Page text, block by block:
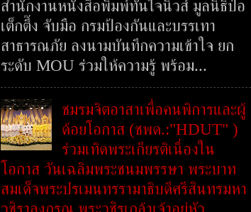
สำนักงานหนังสือพิมพ์ทันใจนิวส์ มูลนิธิป่อ
เต็กตึ๊ง จับมือ กรมป้องกันและบรรเทา
สาธารณภัย ลงนามบันทึกความเข้าใจ ยก
ระดับ MOU ร่วมให้ความรู้ พร้อม...
ชมรมจิตอาสาเพื่อคนพิการและผู้
ด้อยโอกาส (ชพด.:"HDUT" )
ร่วมเทิดพระเกียรติเนื่องใน
โอกาส วันเฉลิมพระชนมพรรษา พระบาท
สมเด็จพระปรเมนทรรามาธิบดีศรีสินทรมหา